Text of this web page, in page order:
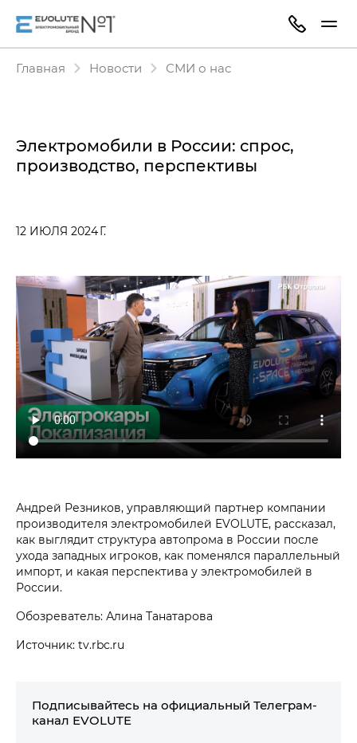
Главная Новости СМИ о нас
Электромобили в России: спрос,
производство, перспективы
12 ИЮЛЯ 2024 Г.
Андрей Резников, управляющий партнер компании
производителя электромобилей EVOLUTE, рассказал,
как выглядит структура автопрома в России после
ухода западных игроков, как поменялся параллельный
импорт, и какая перспектива у электромобилей в
России.
Обозреватель: Алина Танатарова
Источник: tv.rbc.ru
Подписывайтесь на официальный Телеграм-
канал EVOLUTE